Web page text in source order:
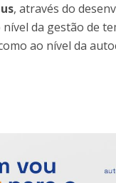
, através do
nível da gestão de
ao nível da